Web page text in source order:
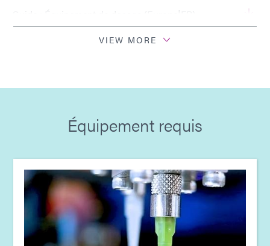
Guide : Équipement de dosage (Europe|FR)
Guide : Aérospatiale et défense (Asie|EN)
Guide : Équipement de photopolymérisation
(Asie|EN)
Guide : Équipement de dosage (Asie | FR)
VIEW MORE
Équipement requis